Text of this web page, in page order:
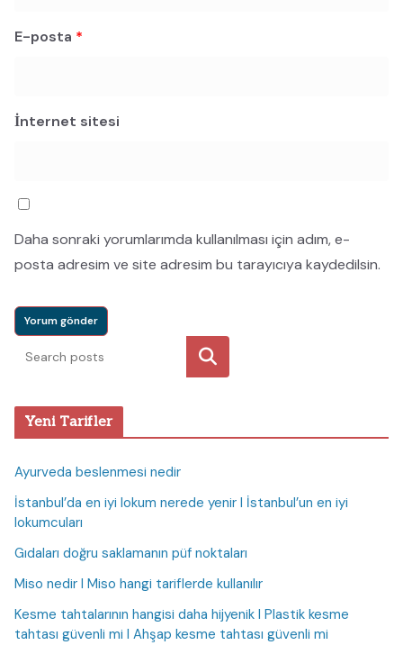
E-posta *
İnternet sitesi
Daha sonraki yorumlarımda kullanılması için adım, e-
posta adresim ve site adresim bu tarayıcıya kaydedilsin.
Ara
Yeni Tarifler
Ayurveda beslenmesi nedir
İstanbul’da en iyi lokum nerede yenir I İstanbul’un en iyi
lokumcuları
Gıdaları doğru saklamanın püf noktaları
Miso nedir I Miso hangi tariflerde kullanılır
Kesme tahtalarının hangisi daha hijyenik I Plastik kesme
tahtası güvenli mi I Ahşap kesme tahtası güvenli mi